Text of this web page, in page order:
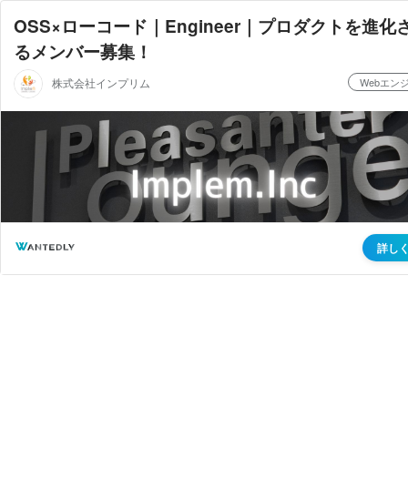
OSS×ローコード｜Engineer｜プロダクトを進化
るメンバー募集！
株式会社インプリム Webエン
詳し